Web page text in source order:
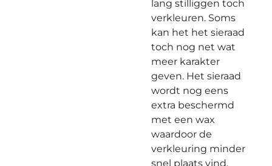
lang stilliggen toch
verkleuren. Soms
kan het het sieraad
toch nog net wat
meer karakter
geven. Het sieraad
wordt nog eens
extra beschermd
met een wax
waardoor de
verkleuring minder
snel plaats vind.